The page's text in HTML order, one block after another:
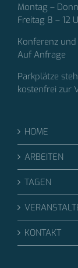
Montag –
Freitag 8 – 12
Konferenz
Auf Anfrage
Parkplätze
kostenfrei zur
HOME
ARBEITEN
TAGEN
KONTAKT